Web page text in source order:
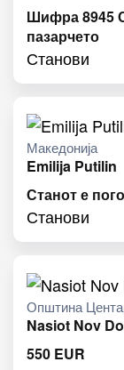
Шифра 8945
пазарчето
Станови
Македонија
Emilija Putilin
Станот е
Станови
Општина
Nasiot Nov
550 EUR